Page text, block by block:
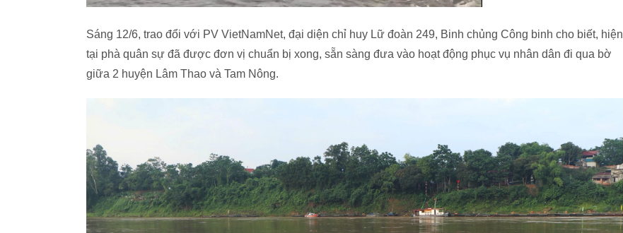
Sáng 12/6, trao đổi với PV VietNamNet, đại diện chỉ huy Lữ đoàn 249, Binh chủng Công binh cho biết, hiện
tại phà quân sự đã được đơn vị chuẩn bị xong, sẵn sàng đưa vào hoạt động phục vụ nhân dân đi qua bờ
giữa 2 huyện Lâm Thao và Tam Nông.